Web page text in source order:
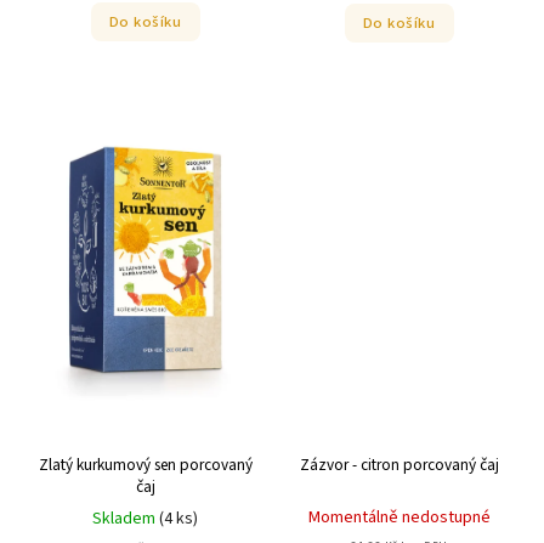
Do košíku Do košíku
Zlatý kurkumový sen porcovaný
čaj
Skladem (4 ks)
Zázvor - citron porcovaný čaj
Momentálně nedostupné